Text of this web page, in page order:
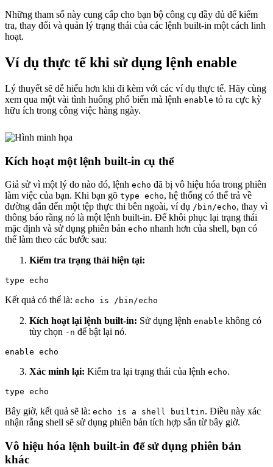
Những tham số này cung cấp cho bạn bộ công cụ đầy đủ để kiểm
tra, thay đổi và quản lý trạng thái của các lệnh built-in một cách linh
hoạt.
Ví dụ thực tế khi sử dụng lệnh enable
Lý thuyết sẽ dễ hiểu hơn khi đi kèm với các ví dụ thực tế. Hãy cùng
xem qua một vài tình huống phổ biến mà lệnh enable tỏ ra cực kỳ
hữu ích trong công việc hàng ngày.
Kích hoạt một lệnh built-in cụ thể
Giả sử vì một lý do nào đó, lệnh echo đã bị vô hiệu hóa trong phiên
làm việc của bạn. Khi bạn gõ type echo, hệ thống có thể trả về
đường dẫn đến một tệp thực thi bên ngoài, ví dụ /bin/echo, thay vì
thông báo rằng nó là một lệnh built-in. Để khôi phục lại trạng thái
mặc định và sử dụng phiên bản echo nhanh hơn của shell, bạn có
thể làm theo các bước sau:
Kiểm tra trạng thái hiện tại:
Kết quả có thể là: echo is /bin/echo
Kích hoạt lại lệnh built-in: Sử dụng lệnh enable không có
tùy chọn -n để bật lại nó.
Xác minh lại: Kiểm tra lại trạng thái của lệnh echo.
Bây giờ, kết quả sẽ là: echo is a shell builtin. Điều này xác
nhận rằng shell sẽ sử dụng phiên bản tích hợp sẵn từ bây giờ.
Vô hiệu hóa lệnh built-in để sử dụng phiên bản
khác